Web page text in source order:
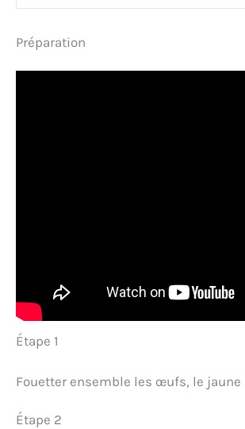
Préparation
Étape 1
Fouetter ensemble les œufs, le
Étape 2